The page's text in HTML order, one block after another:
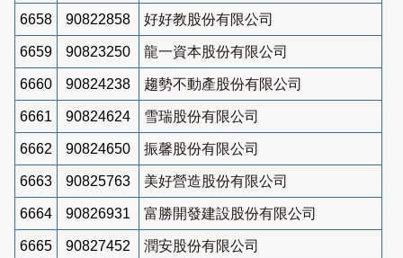
6658 90822858 好好教股份有限公司
6659 90823250 龍一資本股份有限公司
6660 90824238 趨勢不動產股份有限公司
6661 90824624 雪瑞股份有限公司
6662 90824650 振馨股份有限公司
6663 90825763 美好營造股份有限公司
6664 90826931 富勝開發建設股份有限公司
6665 90827452 潤安股份有限公司